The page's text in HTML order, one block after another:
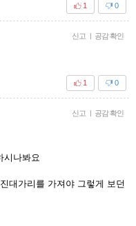
0
1
신고 | 공감 확인
0
1
신고 | 공감 확인
시나봐요
대가리를 가져야 그렇게 보던